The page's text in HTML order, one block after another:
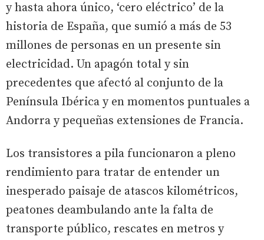
y hasta ahora único, ‘cero eléctrico’ de la
historia de España, que sumió a más de 53
millones de personas en un presente sin
electricidad. Un apagón total y sin
precedentes que afectó al conjunto de la
Península Ibérica y en momentos puntuales a
Andorra y pequeñas extensiones de Francia.
Los transistores a pila funcionaron a pleno
rendimiento para tratar de entender un
inesperado paisaje de atascos kilométricos,
peatones deambulando ante la falta de
transporte público, rescates en metros y